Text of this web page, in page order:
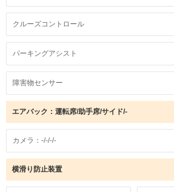
クルーズコントロール
パーキングアシスト
障害物センサー
エアバック：運転席/助手席/サイド/-
カメラ：-/-/-/-
横滑り防止装置